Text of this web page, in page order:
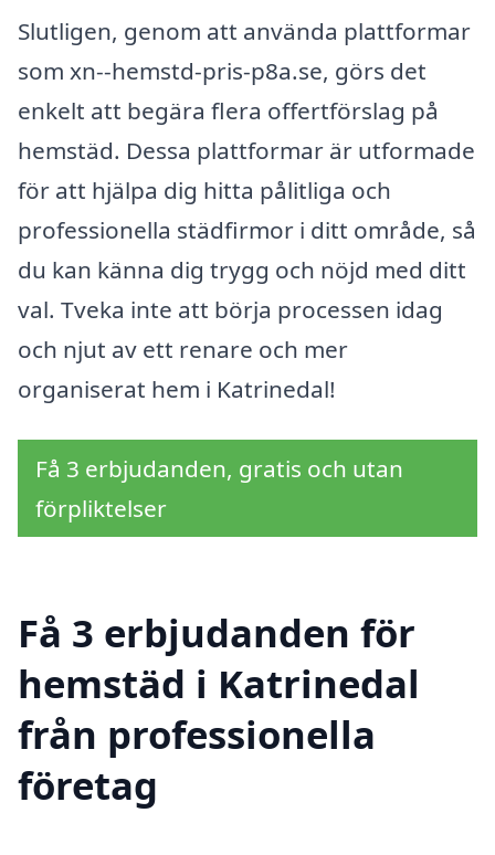
Slutligen, genom att använda plattformar
som xn--hemstd-pris-p8a.se, görs det
enkelt att begära flera offertförslag på
hemstäd. Dessa plattformar är utformade
för att hjälpa dig hitta pålitliga och
professionella städfirmor i ditt område, så
du kan känna dig trygg och nöjd med ditt
val. Tveka inte att börja processen idag
och njut av ett renare och mer
organiserat hem i Katrinedal!
Få 3 erbjudanden, gratis och utan
förpliktelser
Få 3 erbjudanden för
hemstäd i Katrinedal
från professionella
företag